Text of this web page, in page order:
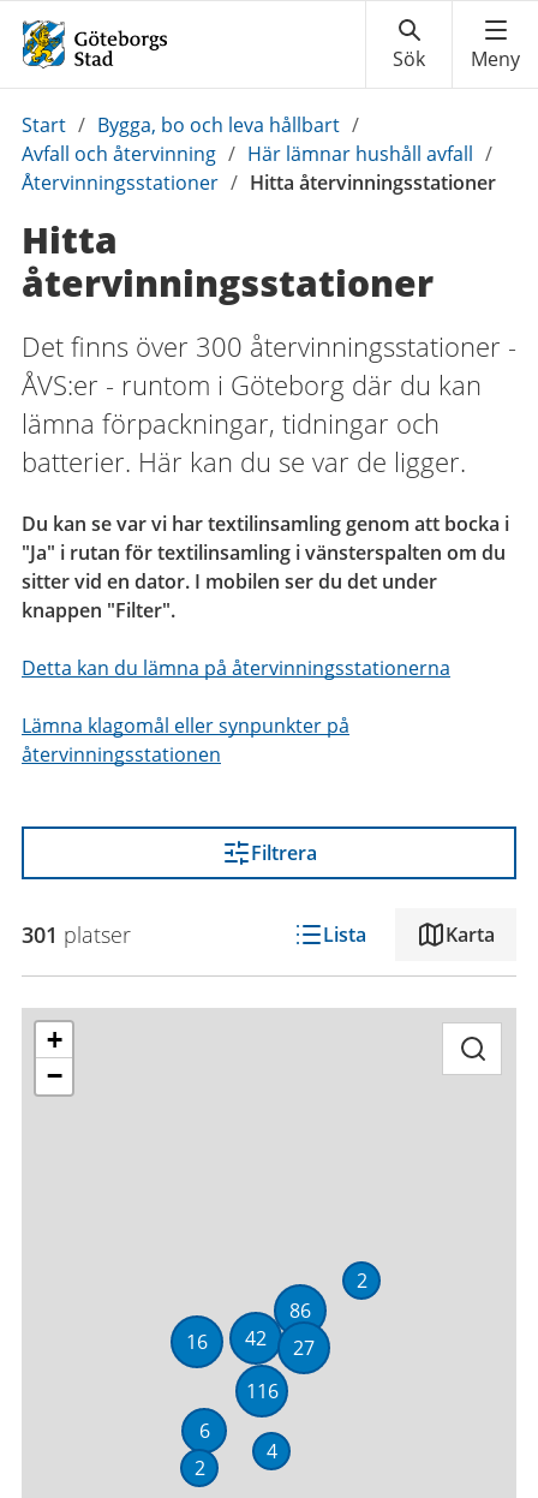
Du
är
här:
Start / Bygga, bo och leva hållbart /
Avfall och återvinning / Här lämnar hushåll avfall /
Återvinningsstationer / Hitta återvinningsstationer
Hitta
återvinningsstationer
Det finns över 300 återvinningsstationer -
ÅVS:er - runtom i Göteborg där du kan
lämna förpackningar, tidningar och
batterier. Här kan du se var de ligger.
Du kan se var vi har textilinsamling genom att bocka i
"Ja" i rutan för textilinsamling i vänsterspalten om du
sitter vid en dator. I mobilen ser du det under
knappen "Filter".
Detta kan du lämna på återvinningsstationerna
Lämna klagomål eller synpunkter på
återvinningsstationen
Filtrera
Lista Karta
301 platser
2
4
27
16
6
116
2
42
86
+
−